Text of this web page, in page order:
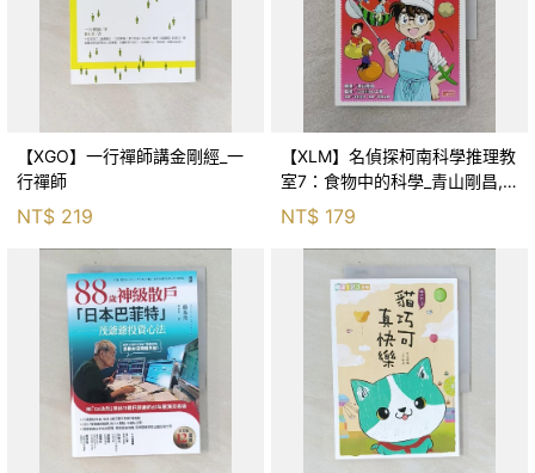
【XGO】一行禪師講金剛經_一
行禪師
NT$ 219
【XLM】名偵探柯南科學推理教
室7：食物中的科學_青山剛昌,
NT$ 179